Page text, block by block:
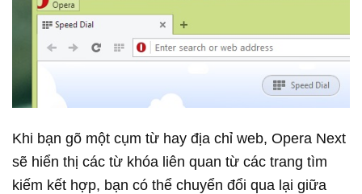
Khi bạn gõ một cụm từ hay địa chỉ web, Opera Next
sẽ hiển thị các từ khóa liên quan từ các trang tìm
kiếm kết hợp, bạn có thể chuyển đổi qua lại giữa